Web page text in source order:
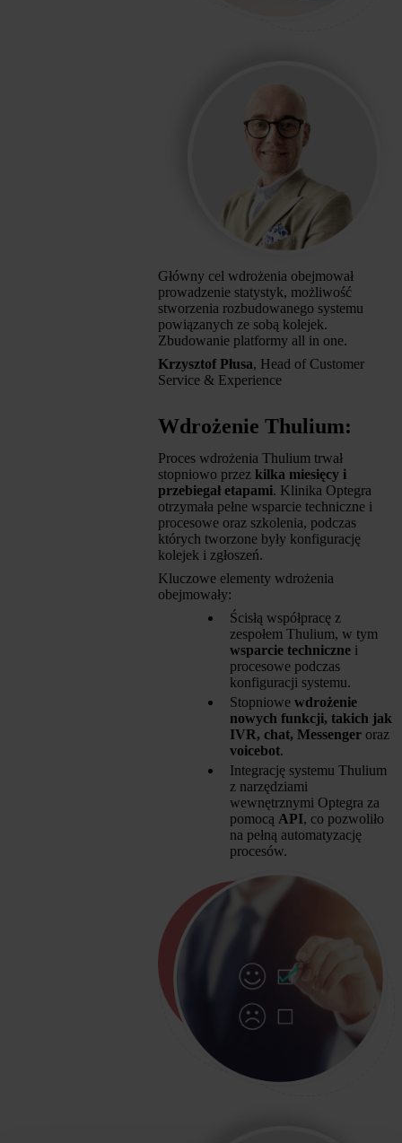
Główny cel wdrożenia obejmował
prowadzenie statystyk, możliwość
stworzenia rozbudowanego systemu
powiązanych ze sobą kolejek.
Zbudowanie platformy all in one.
Krzysztof Płusa, Head of Customer
Service & Experience
Wdrożenie Thulium:
Proces wdrożenia Thulium trwał
stopniowo przez kilka miesięcy i
przebiegał etapami. Klinika Optegra
otrzymała pełne wsparcie techniczne i
procesowe oraz szkolenia, podczas
których tworzone były konfigurację
kolejek i zgłoszeń.
Kluczowe elementy wdrożenia
obejmowały:
Ścisłą współpracę z
zespołem Thulium, w tym
wsparcie techniczne i
procesowe podczas
konfiguracji systemu.
Stopniowe wdrożenie
nowych funkcji, takich jak
IVR, chat, Messenger oraz
voicebot.
Integrację systemu Thulium
z narzędziami
wewnętrznymi Optegra za
pomocą API, co pozwoliło
na pełną automatyzację
procesów.